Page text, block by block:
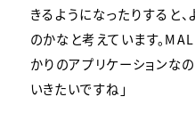
きるようになったりすると
のかなと考えています。
かりのアプリケーションな
いきたいですね」